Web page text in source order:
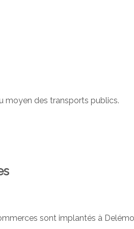
moyen des transports publics.
sont implantés à